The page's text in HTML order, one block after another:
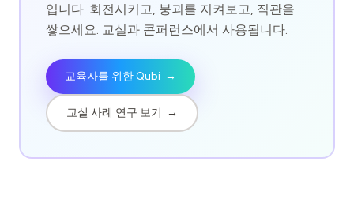
입니다. 회전시키고, 붕괴를 지켜보고, 직관을
쌓으세요. 교실과 콘퍼런스에서 사용됩니다.
교육자를 위한 Qubi →
교실 사례 연구 보기 →